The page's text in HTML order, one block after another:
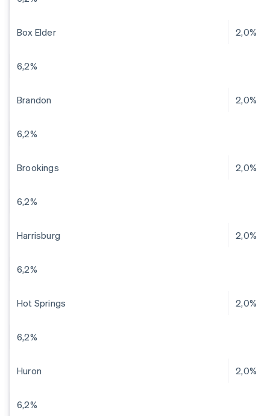
Box Elder 2,0%
6,2%
Brandon 2,0%
6,2%
Brookings 2,0%
6,2%
Harrisburg 2,0%
6,2%
Hot Springs 2,0%
6,2%
Huron 2,0%
6,2%